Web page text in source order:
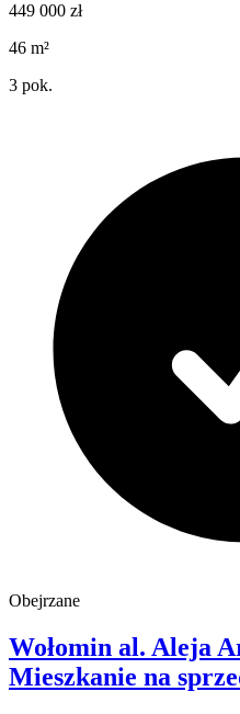
449 000 zł
46 m²
3 pok.
Obejrzane
Wołomin al. Aleja
Mieszkanie na